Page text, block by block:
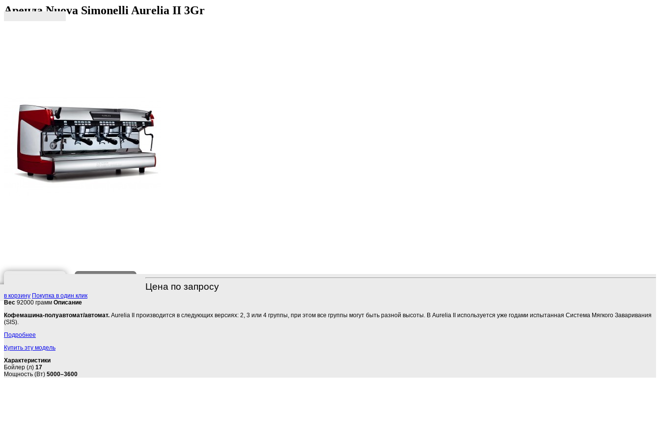
Аренда Nuova Simonelli Aurelia II 3Gr
Цена по запросу
в корзину Покупка в один клик
Вес 92000 грамм Описание
Кофемашина-полуавтомат/автомат. Aurelia II производится в следующих версиях: 2, 3 или 4 группы, при этом все группы могут быть разной высоты. В Aurelia II используется уже годами испытанная Система Мягкого Заваривания
(SIS).
Подробнее
Купить эту модель
Характеристики
Бойлер (л) 17
Мощность (Вт) 5000–3600